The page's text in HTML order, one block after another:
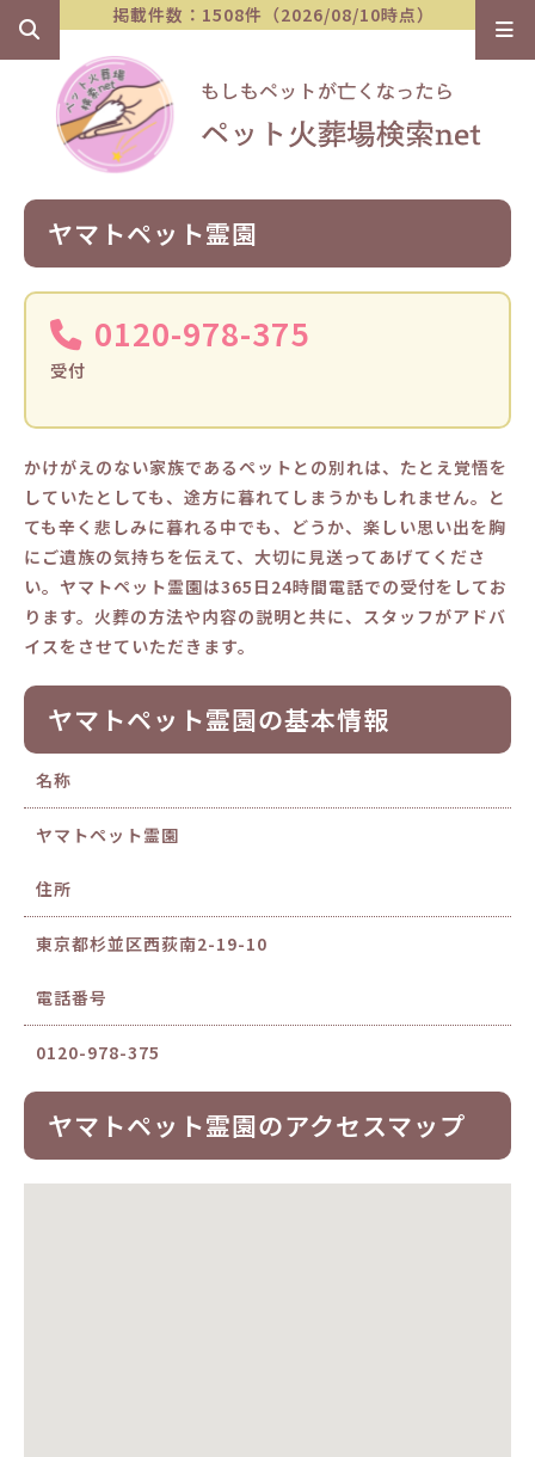
掲載件数：1508件（2026/08/10時点）
ヤマトペット霊園
0120-978-375
受付
かけがえのない家族であるペットとの別れは、たとえ覚悟を
していたとしても、途方に暮れてしまうかもしれません。と
ても辛く悲しみに暮れる中でも、どうか、楽しい思い出を胸
にご遺族の気持ちを伝えて、大切に見送ってあげてくださ
い。ヤマトペット霊園は365日24時間電話での受付をしてお
ります。火葬の方法や内容の説明と共に、スタッフがアドバ
イスをさせていただきます。
ヤマトペット霊園の基本情報
名称
ヤマトペット霊園
住所
東京都杉並区西荻南2-19-10
電話番号
0120-978-375
ヤマトペット霊園のアクセスマップ